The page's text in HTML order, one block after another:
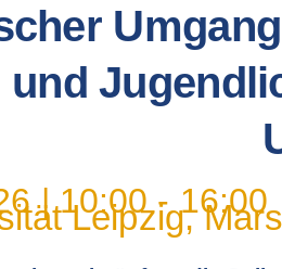
|10:00 -16:00
Leipzig,